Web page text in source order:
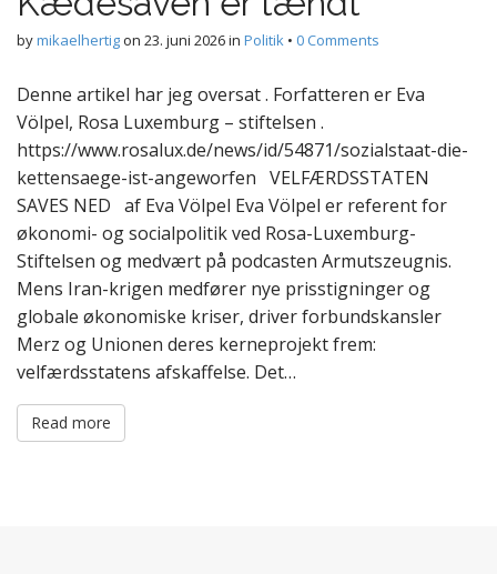
bymikaelhertigon 23. juni 2026in Politik • 0 Comments
Denne artikel har jeg oversat . Forfatteren er Eva
Völpel, Rosa Luxemburg – stiftelsen .
https://www.rosalux.de/news/id/54871/sozialstaat-die-
kettensaege-ist-angeworfen VELFÆRDSSTATEN
SAVES NED af Eva Völpel Eva Völpel er referent for
økonomi- og socialpolitik ved Rosa-Luxemburg-
Stiftelsen og medvært på podcasten Armutszeugnis.
Mens Iran-krigen medfører nye prisstigninger og
globale økonomiske kriser, driver forbundskansler
Merz og Unionen deres kerneprojekt frem:
velfærdsstatens afskaffelse. Det…
Read more